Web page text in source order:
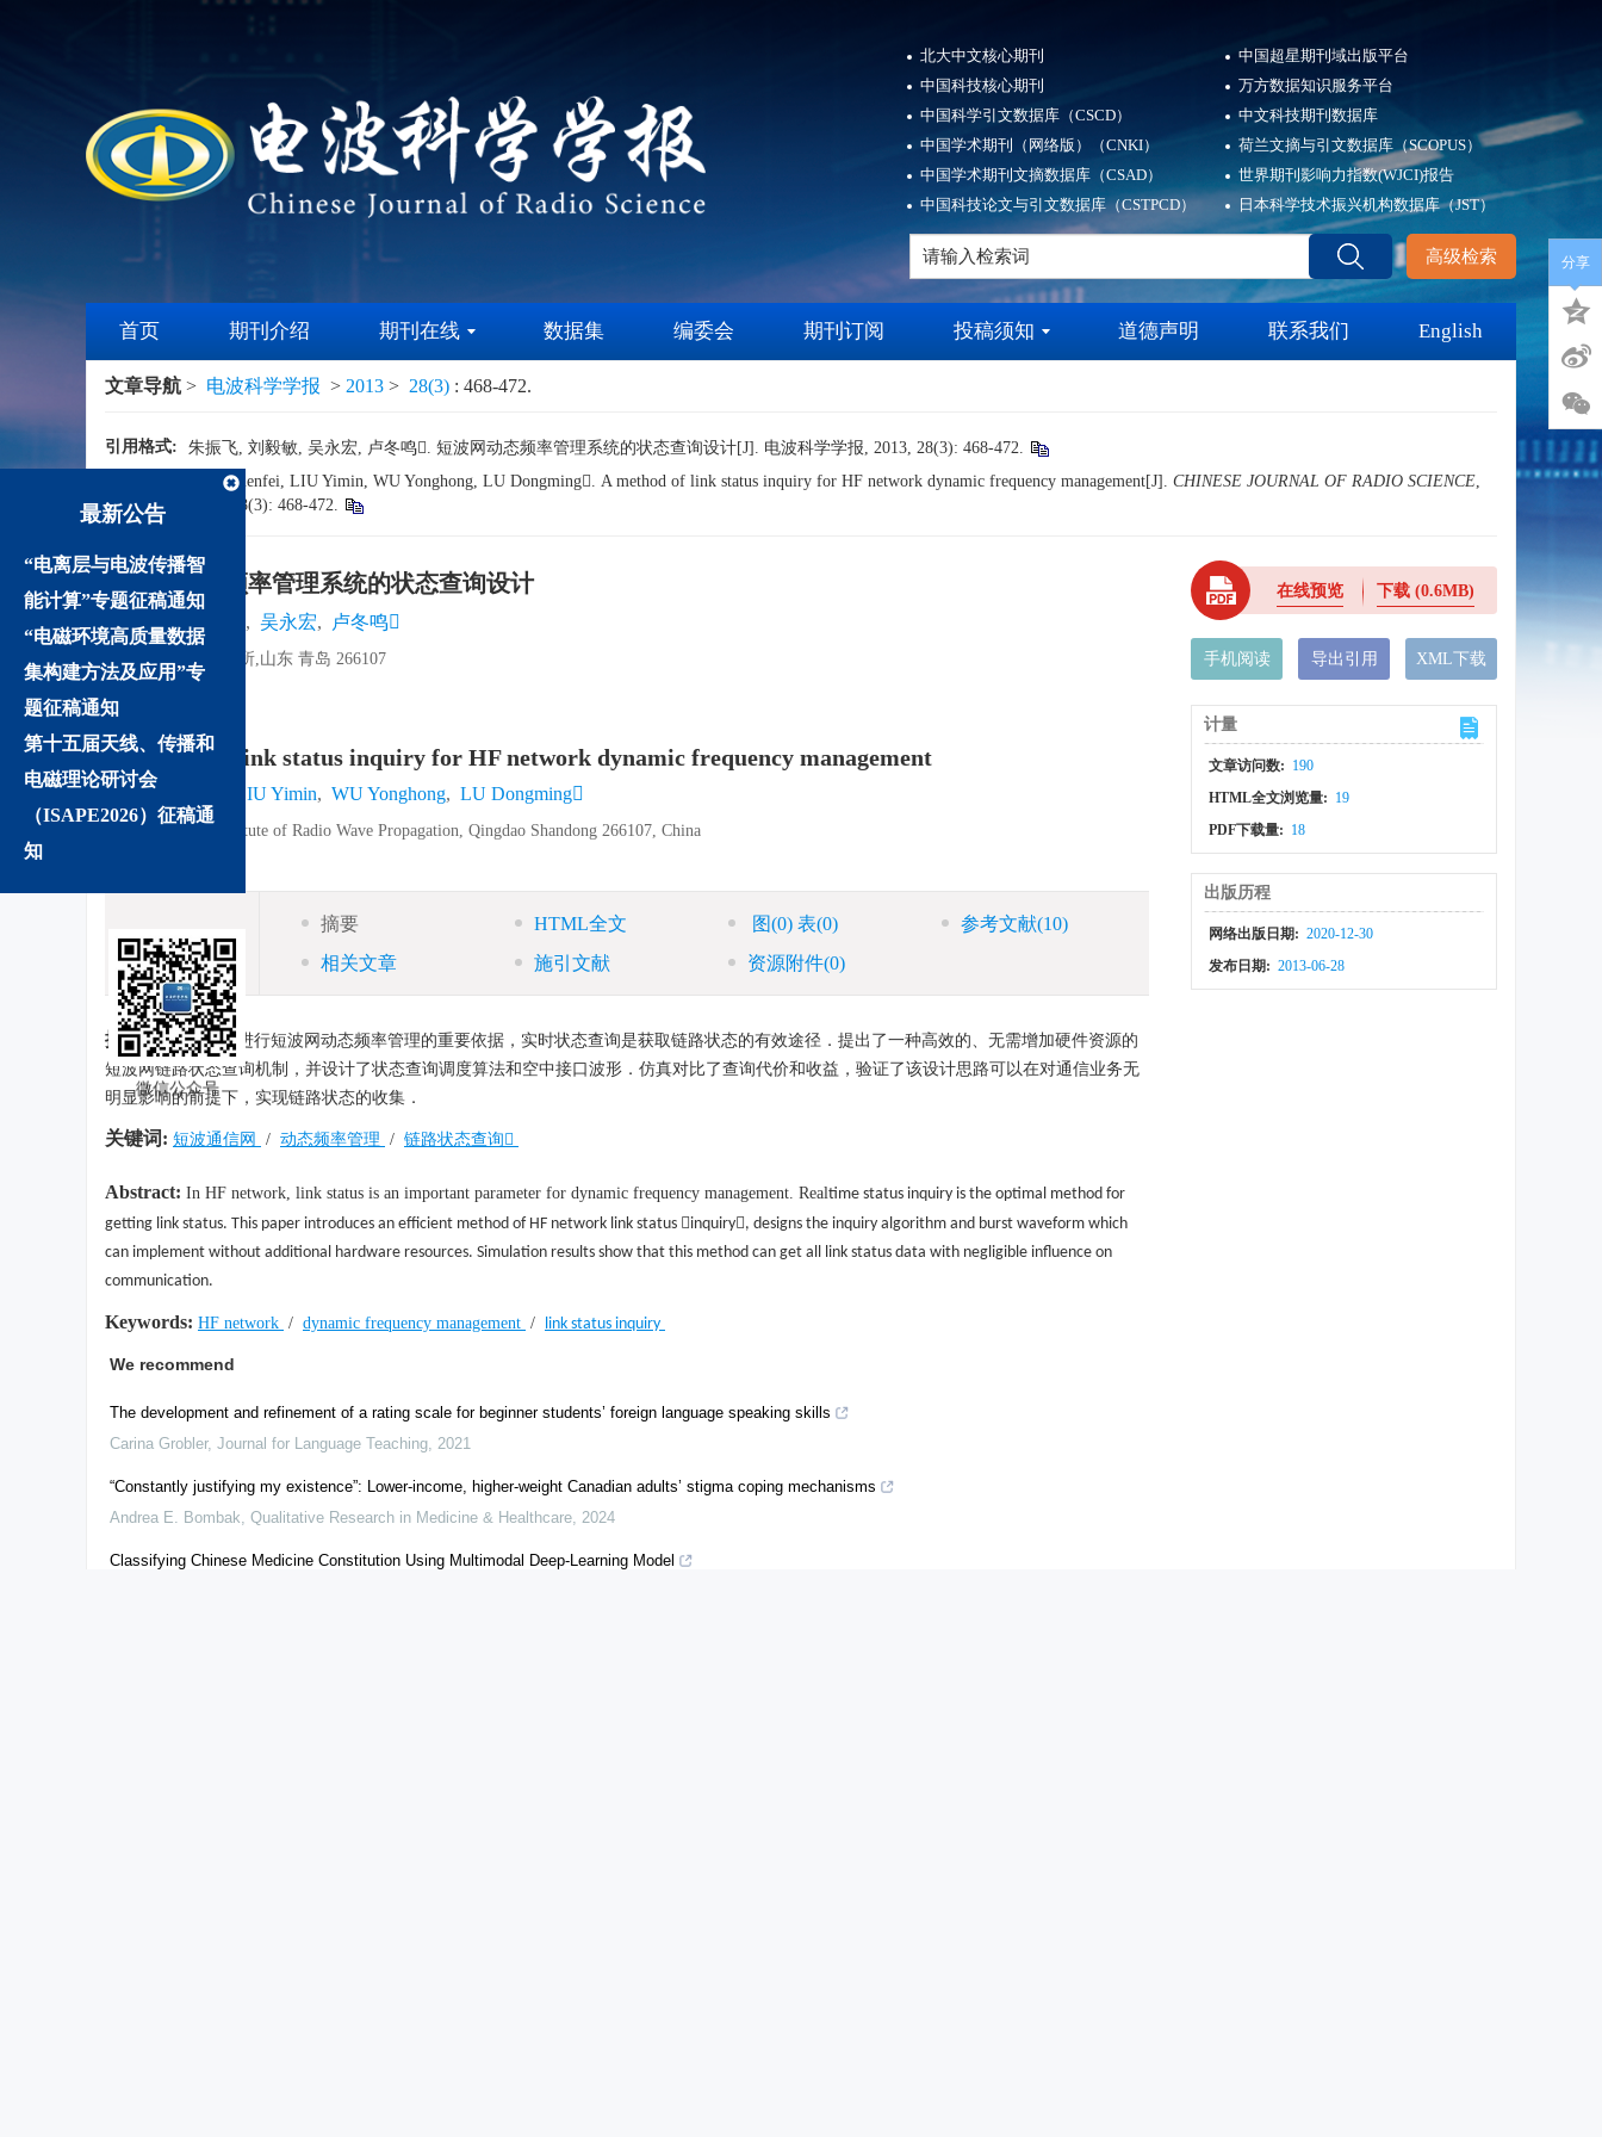
北大中文核心期刊
中国科技核心期刊
中国科学引文数据库（CSCD）
中国学术期刊（网络版）（CNKI）
中国学术期刊文摘数据库（CSAD）
中国科技论文与引文数据库（CSTPCD）
中国超星期刊域出版平台
万方数据知识服务平台
中文科技期刊数据库
荷兰文摘与引文数据库（SCOPUS）
世界期刊影响力指数(WJCI)报告
日本科学技术振兴机构数据库（JST）
高级检索
首页 期刊介绍 期刊在线 数据集 编委会 期刊订阅 投稿须知 道德声明 联系我们 English
最新公告
“电离层与电波传播智
能计算”专题征稿通知
“电磁环境高质量数据
集构建方法及应用”专
题征稿通知
第十五届天线、传播和
电磁理论研讨会
（ISAPE2026）征稿通
知
微信公众号
文章导航 > 电波科学学报 > 2013 > 28(3) : 468-472.
引用格式: 朱振飞, 刘毅敏, 吴永宏, 卢冬鸣. 短波网动态频率管理系统的状态查询设计[J]. 电波科学学报, 2013, 28(3): 468-472.
format:
ZHU Zhenfei, LIU Yimin, WU Yonghong, LU Dongming. A method of link status inquiry for HF network dynamic frequency management[J]. CHINESE JOURNAL OF RADIO SCIENCE,
2013, 28(3): 468-472.
短波网动态频率管理系统的状态查询设计
朱振飞 , 刘毅敏 , 吴永宏, 卢冬鸣
中国电波传播研究所,山东 青岛 266107
详细信息
A method of link status inquiry for HF network dynamic frequency management
ZHU Zhenfei LIU Yimin, WU Yonghong, LU Dongming
China Research Institute of Radio Wave Propagation, Qingdao Shandong 266107, China
摘要
摘要 HTML全文 图(0) 表(0) 参考文献(10)
相关文章
施引文献 资源附件(0)
摘要: 链路状态是进行短波网动态频率管理的重要依据，实时状态查询是获取链路状态的有效途径．提出了一种高效的、无需增加硬件资源的
短波网链路状态查询机制，并设计了状态查询调度算法和空中接口波形．仿真对比了查询代价和收益，验证了该设计思路可以在对通信业务无
明显影响的前提下，实现链路状态的收集．
关键词: 短波通信网 / 动态频率管理 / 链路状态查询
Abstract: In HF network, link status is an important parameter for dynamic frequency management. Realtime status inquiry is the optimal method for
getting link status. This paper introduces an efficient method of HF network link status inquiry, designs the inquiry algorithm and burst waveform which
can implement without additional hardware resources. Simulation results show that this method can get all link status data with negligible influence on
communication.
Keywords: HF network / dynamic frequency management / link status inquiry
We recommend
The development and refinement of a rating scale for beginner students’ foreign language speaking skills
Carina Grobler, Journal for Language Teaching, 2021
“Constantly justifying my existence”: Lower-income, higher-weight Canadian adults’ stigma coping mechanisms
Andrea E. Bombak, Qualitative Research in Medicine & Healthcare, 2024
Classifying Chinese Medicine Constitution Using Multimodal Deep-Learning Model
在线预览 下载(0.6MB)
手机阅读 导出引用 XML下载
计量
文章访问数: 190
HTML全文浏览量: 19
PDF下载量: 18
出版历程
网络出版日期: 2020-12-30
发布日期: 2013-06-28
分享